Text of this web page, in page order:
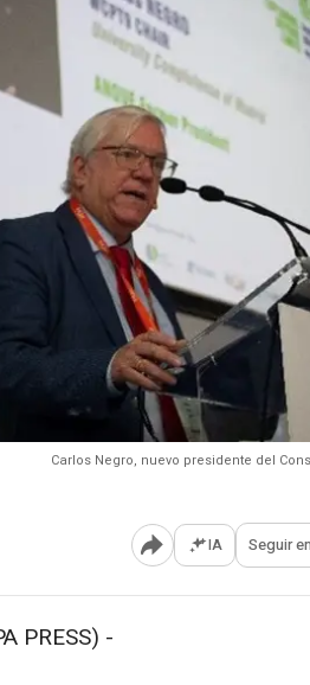
Carlos Negro, nuevo presidente del
Abrir opciones
IA Seguir en
PRESS) -